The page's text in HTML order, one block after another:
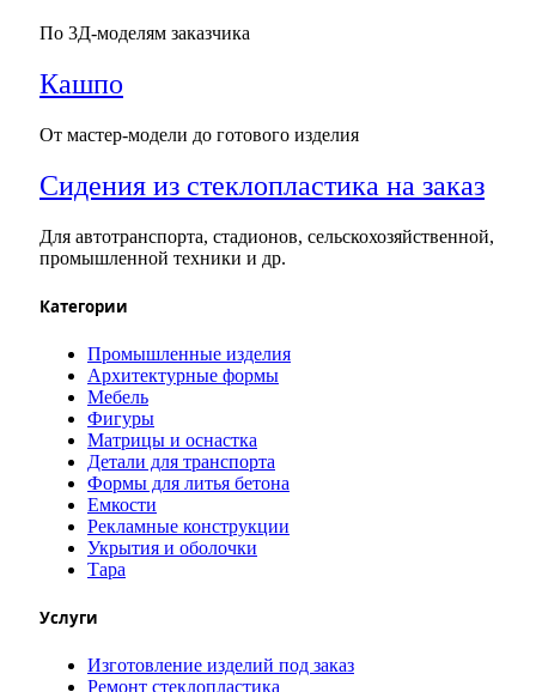
По 3Д-моделям заказчика
Кашпо
От мастер-модели до готового изделия
Сидения из стеклопластика на заказ
Для автотранспорта, стадионов, сельскохозяйственной,
промышленной техники и др.
Категории
Промышленные изделия
Архитектурные формы
Мебель
Фигуры
Матрицы и оснастка
Детали для транспорта
Формы для литья бетона
Емкости
Рекламные конструкции
Укрытия и оболочки
Тара
Услуги
Изготовление изделий под заказ
Ремонт стеклопластика